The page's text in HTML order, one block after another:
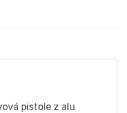
pistole z alu